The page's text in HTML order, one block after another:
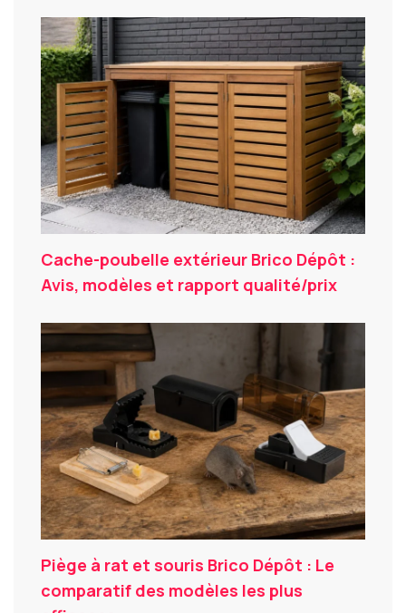
Cache-poubelle extérieur Brico Dépôt :
Avis, modèles et rapport qualité/prix
Piège à rat et souris Brico Dépôt : Le
comparatif des modèles les plus